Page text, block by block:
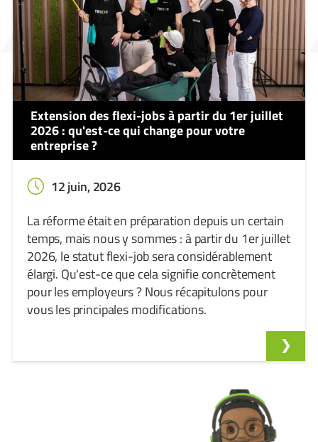
Extension des flexi-jobs à partir du 1er juillet
2026 : qu'est-ce qui change pour votre
entreprise ?
12 juin, 2026
La réforme était en préparation depuis un certain
temps, mais nous y sommes : à partir du 1er juillet
2026, le statut flexi-job sera considérablement
élargi. Qu'est-ce que cela signifie concrètement
pour les employeurs ? Nous récapitulons pour
vous les principales modifications.